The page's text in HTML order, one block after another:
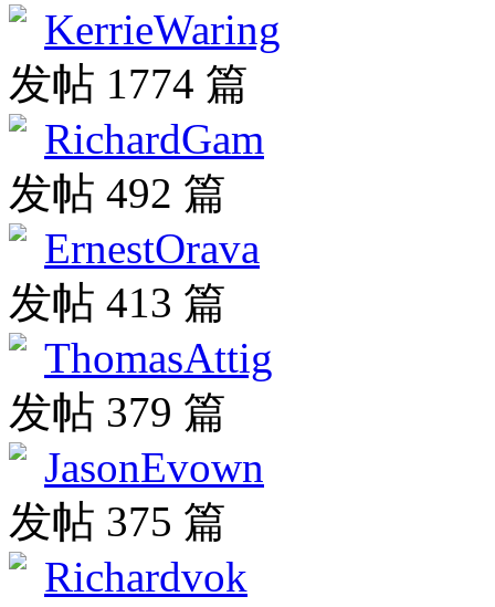
KerrieWaring
发帖 1774 篇
RichardGam
发帖 492 篇
ErnestOrava
发帖 413 篇
ThomasAttig
发帖 379 篇
JasonEvown
发帖 375 篇
Richardvok